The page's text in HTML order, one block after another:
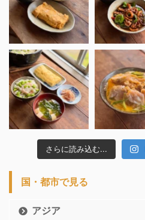
さらに読み込む...
国・都市で見る
アジア